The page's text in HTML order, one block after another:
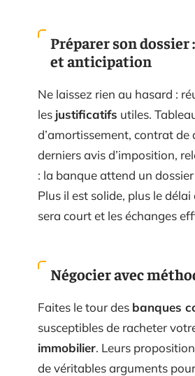
Préparer son dossier
et anticipation
Ne laissez rien au hasard :
les justificatifs utiles.
d’amortissement, contrat de
derniers avis d’imposition,
: la banque attend un
Plus il est solide, plus le
sera court et les échanges
Négocier avec
Faites le tour des banques
susceptibles de racheter
immobilier. Leurs
de véritables arguments